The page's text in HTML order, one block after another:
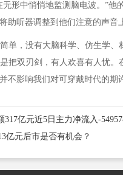
中悄悄地监测脑电波。”他
助听器调整到他们注意的声
，没有大脑科学、仿生学、
把双刃剑，有人欢喜有人忧
不影响我们对可穿戴时代的期
317亿元近5日主力净流入-
亿元后市是否有机会？